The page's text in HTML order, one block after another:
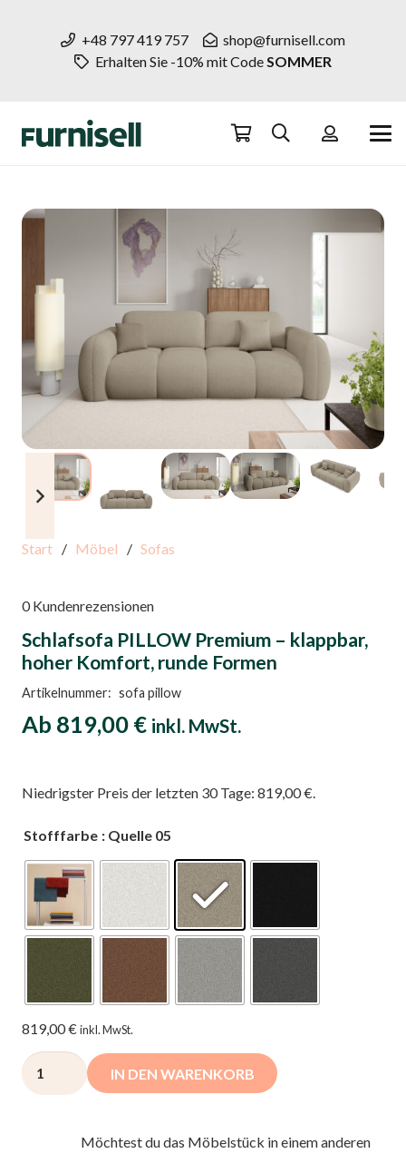
+48 797 419 757
shop@furnisell.com
Erhalten Sie -10% mit CodeSOMMER
Start / Möbel / Sofas
0Kundenrezensionen
Schlafsofa PILLOW Premium – klappbar,
hoher Komfort, runde Formen
Artikelnummer: sofa pillow
Ab 819,00 € inkl. MwSt.
Niedrigster Preis der letzten 30 Tage: 819,00€.
Stofffarbe : Quelle 05
819,00€inkl. MwSt.
Schlafsofa
PILLOW
IN DEN WARENKORB
Möchtest du das Möbelstück in einem anderen